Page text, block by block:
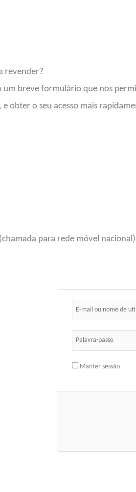
revender?
um breve formulário que nos
obter o seu acesso mais
(chamada para rede móvel nacional)
Manter sessão